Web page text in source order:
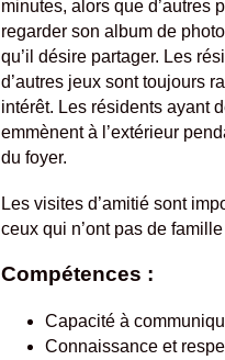
minutes, alors que d’autres
regarder son album de
qu’il désire partager. Les
d’autres jeux sont toujours
intérêt. Les résidents ayant
emmènent à l’extérieur
du foyer.
Les visites d’amitié sont
ceux qui n’ont pas de
Compétences :
Capacité à
Connaissance et